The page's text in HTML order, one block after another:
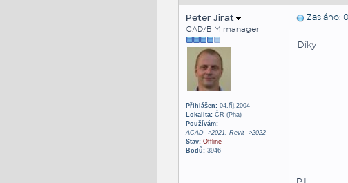
Peter Jirat
CAD/BIM manager
Přihlášen:04.říj.2004
Lokalita:ČR (Pha)
Používám:
ACAD ->2021, Revit ->2022
Stav: Offline
Bodů:3946
Zasláno:
Díky